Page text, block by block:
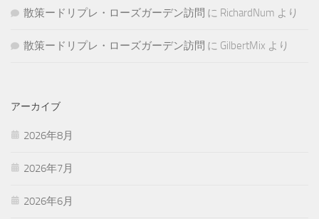
散策ードリプレ・ローズガーデン訪問 に RichardNum より
散策ードリプレ・ローズガーデン訪問 に GilbertMix より
アーカイブ
2026年8月
2026年7月
2026年6月